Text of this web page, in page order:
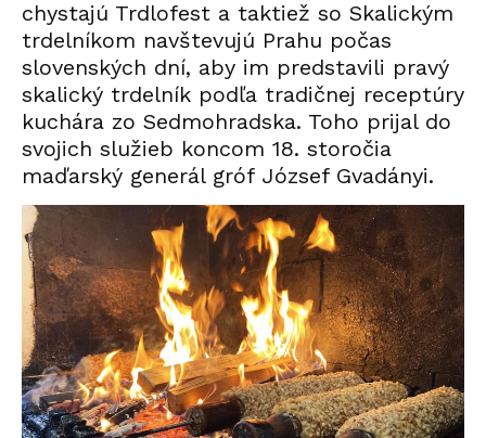
chystajú Trdlofest a taktiež so Skalickým
trdelníkom navštevujú Prahu počas
slovenských dní, aby im predstavili pravý
skalický trdelník podľa tradičnej receptúry
kuchára zo Sedmohradska. Toho prijal do
svojich služieb koncom 18. storočia
maďarský generál gróf József Gvadányi.